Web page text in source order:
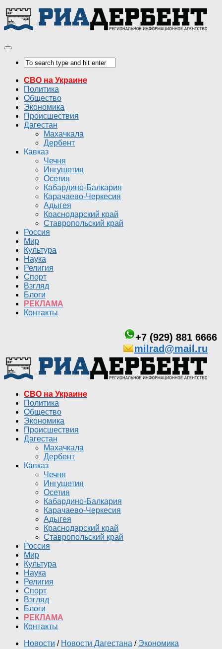
СВО на Украине
Политика
Общество
Экономика
Происшествия
Дагестан
Махачкала
Дербент
Кавказ
Чечня
Ингушетия
Осетия
Кабардино-Балкария
Карачаево-Черкесия
Адыгея
Краснодарский край
Ставропольский край
Россия
Мир
Культура
Наука
Религия
Спорт
Взгляд
Блоги
РЕКЛАМА
Контакты
+7 (929) 881 6666
milrad@mail.ru
СВО на Украине
Политика
Общество
Экономика
Происшествия
Дагестан
Махачкала
Дербент
Кавказ
Чечня
Ингушетия
Осетия
Кабардино-Балкария
Карачаево-Черкесия
Адыгея
Краснодарский край
Ставропольский край
Россия
Мир
Культура
Наука
Религия
Спорт
Взгляд
Блоги
РЕКЛАМА
Контакты
Новости / Новости Дагестана / Экономика